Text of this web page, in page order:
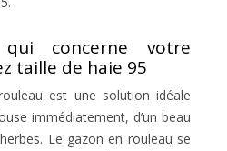
concerne votre
taille de haie 95
est une solution idéale
immédiatement, d’un beau
Le gazon en rouleau se